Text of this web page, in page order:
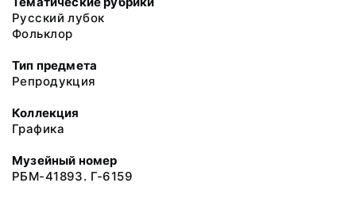
Русский лубок
Фольклор
Тип предмета
Репродукция
Коллекция
Графика
Музейный номер
РБМ-41893. Г-6159